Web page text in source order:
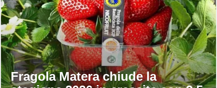
Fragola Matera chiude la